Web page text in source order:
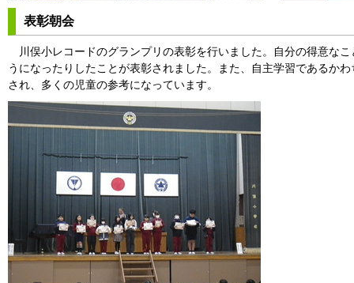
表彰朝会
川俣小レコードのグランプリの表彰を行いました。自分の得意な
うになったりしたことが表彰されました。また、自主学習であるか
され、多くの児童の参考になっています。